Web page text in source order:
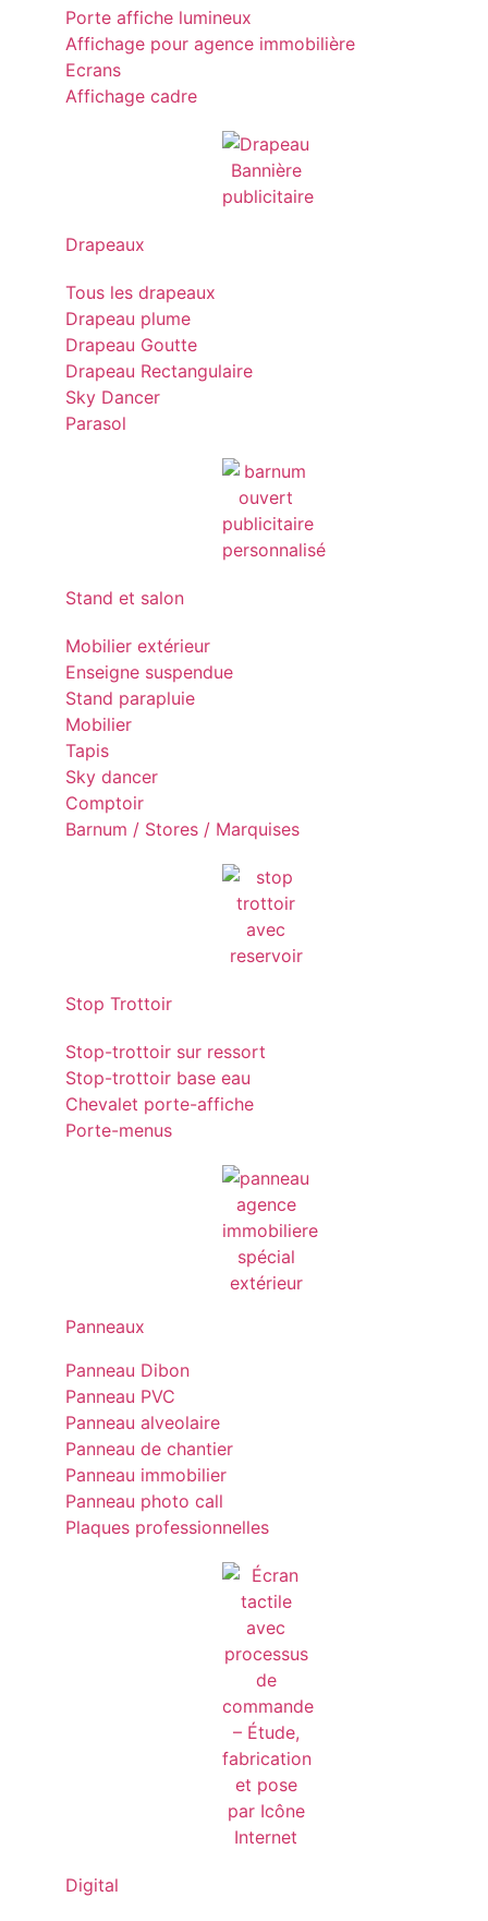
Porte affiche lumineux
Affichage pour agence immobilière
Ecrans
Affichage cadre
Drapeaux
Tous les drapeaux
Drapeau plume
Drapeau Goutte
Drapeau Rectangulaire
Sky Dancer
Parasol
Stand et salon
Mobilier extérieur
Enseigne suspendue
Stand parapluie
Mobilier
Tapis
Sky dancer
Comptoir
Barnum / Stores / Marquises
Stop Trottoir
Stop-trottoir sur ressort
Stop-trottoir base eau
Chevalet porte-affiche
Porte-menus
Panneaux
Panneau Dibon
Panneau PVC
Panneau alveolaire
Panneau de chantier
Panneau immobilier
Panneau photo call
Plaques professionnelles
Digital